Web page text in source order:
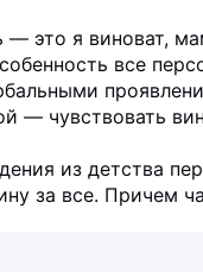
— это я виноват,
все
— чувствовать
из детства
за все. Причем